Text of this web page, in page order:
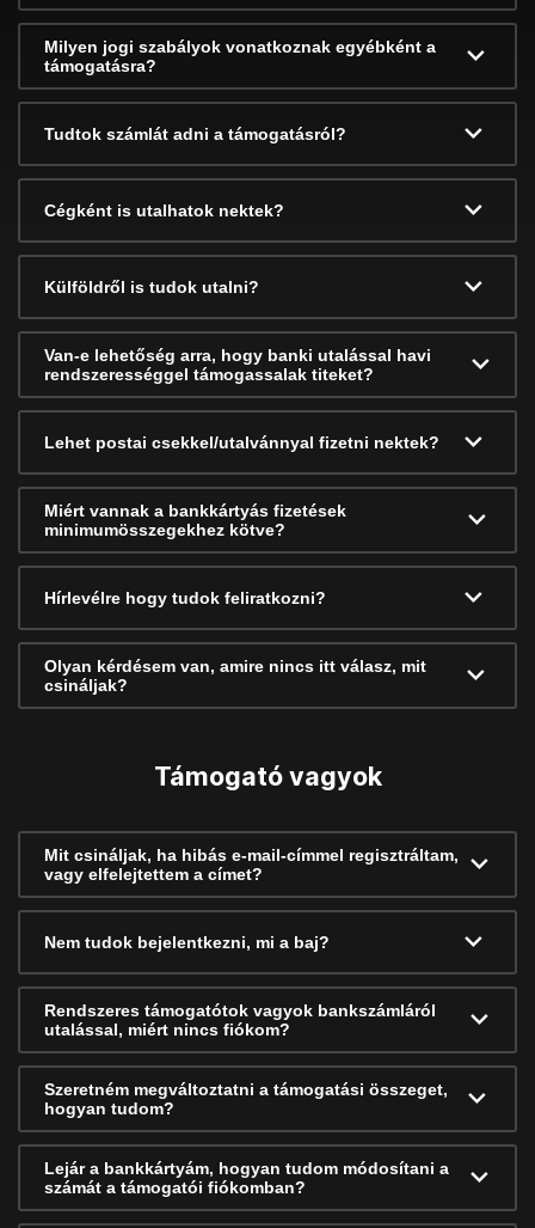
Milyen jogi szabályok vonatkoznak egyébként a
támogatásra?
Tudtok számlát adni a támogatásról?
Cégként is utalhatok nektek?
Külföldről is tudok utalni?
Van-e lehetőség arra, hogy banki utalással havi
rendszerességgel támogassalak titeket?
Lehet postai csekkel/utalvánnyal fizetni nektek?
Miért vannak a bankkártyás fizetések
minimumösszegekhez kötve?
Hírlevélre hogy tudok feliratkozni?
Olyan kérdésem van, amire nincs itt válasz, mit
csináljak?
Támogató vagyok
Mit csináljak, ha hibás e-mail-címmel regisztráltam,
vagy elfelejtettem a címet?
Nem tudok bejelentkezni, mi a baj?
Rendszeres támogatótok vagyok bankszámláról
utalással, miért nincs fiókom?
Szeretném megváltoztatni a támogatási összeget,
hogyan tudom?
Lejár a bankkártyám, hogyan tudom módosítani a
számát a támogatói fiókomban?